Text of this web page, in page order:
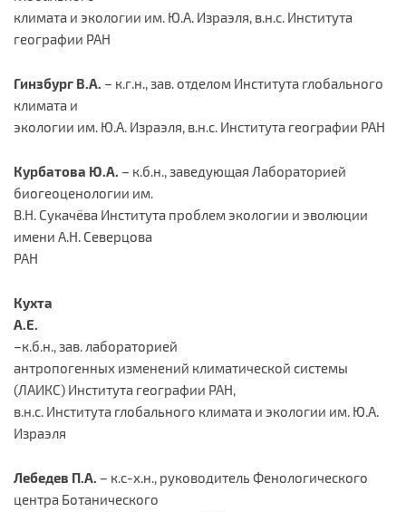
климата и экологии им. Ю.А. Израэля, в.н.с. Института
географии РАН
Гинзбург В.А. – к.г.н., зав. отделом Института глобального
климата и
экологии им. Ю.А. Израэля, в.н.с. Института географии РАН
Курбатова Ю.А. – к.б.н., заведующая Лабораторией
биогеоценологии им.
В.Н. Сукачёва Института проблем экологии и эволюции
имени А.Н. Северцова
РАН
Кухта
А.Е.
–к.б.н., зав. лабораторией
антропогенных изменений климатической системы
(ЛАИКС) Института географии РАН,
в.н.с. Института глобального климата и экологии им. Ю.А.
Израэля
Лебедев П.А. – к.с-х.н., руководитель Фенологического
центра Ботанического